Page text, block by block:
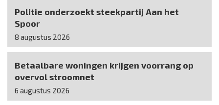
Politie onderzoekt steekpartij Aan het
Spoor
8 augustus 2026
Betaalbare woningen krijgen voorrang op
overvol stroomnet
6 augustus 2026